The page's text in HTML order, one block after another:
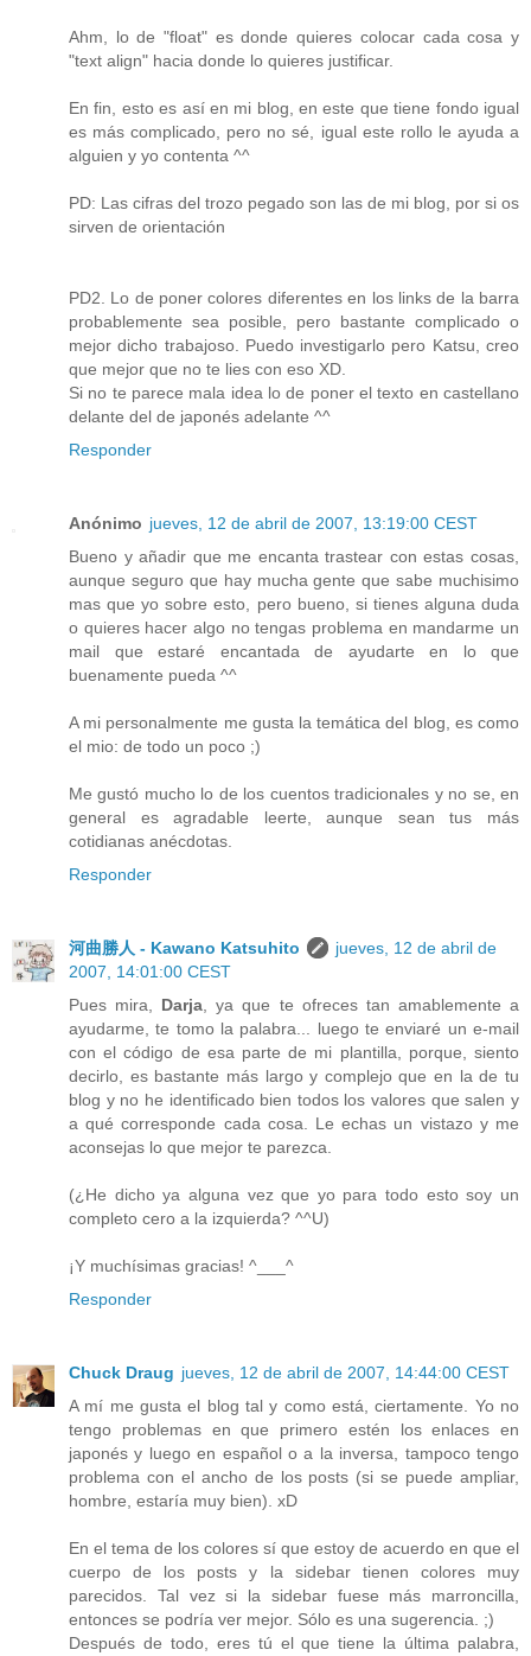
Ahm, lo de "float" es donde quieres colocar cada cosa y
"text align" hacia donde lo quieres justificar.
En fin, esto es así en mi blog, en este que tiene fondo igual
es más complicado, pero no sé, igual este rollo le ayuda a
alguien y yo contenta ^^
PD: Las cifras del trozo pegado son las de mi blog, por si os
sirven de orientación
PD2. Lo de poner colores diferentes en los links de la barra
probablemente sea posible, pero bastante complicado o
mejor dicho trabajoso. Puedo investigarlo pero Katsu, creo
que mejor que no te lies con eso XD.
Si no te parece mala idea lo de poner el texto en castellano
delante del de japonés adelante ^^
Responder
Anónimo jueves, 12 de abril de 2007, 13:19:00 CEST
Bueno y añadir que me encanta trastear con estas cosas,
aunque seguro que hay mucha gente que sabe muchisimo
mas que yo sobre esto, pero bueno, si tienes alguna duda
o quieres hacer algo no tengas problema en mandarme un
mail que estaré encantada de ayudarte en lo que
buenamente pueda ^^
A mi personalmente me gusta la temática del blog, es como
el mio: de todo un poco ;)
Me gustó mucho lo de los cuentos tradicionales y no se, en
general es agradable leerte, aunque sean tus más
cotidianas anécdotas.
Responder
河曲勝人 - Kawano Katsuhito
jueves, 12 de abril de
2007, 14:01:00 CEST
Pues mira, Darja, ya que te ofreces tan amablemente a
ayudarme, te tomo la palabra... luego te enviaré un e-mail
con el código de esa parte de mi plantilla, porque, siento
decirlo, es bastante más largo y complejo que en la de tu
blog y no he identificado bien todos los valores que salen y
a qué corresponde cada cosa. Le echas un vistazo y me
aconsejas lo que mejor te parezca.
(¿He dicho ya alguna vez que yo para todo esto soy un
completo cero a la izquierda? ^^U)
¡Y muchísimas gracias! ^___^
Responder
Chuck Draug jueves, 12 de abril de 2007, 14:44:00 CEST
A mí me gusta el blog tal y como está, ciertamente. Yo no
tengo problemas en que primero estén los enlaces en
japonés y luego en español o a la inversa, tampoco tengo
problema con el ancho de los posts (si se puede ampliar,
hombre, estaría muy bien). xD
En el tema de los colores sí que estoy de acuerdo en que el
cuerpo de los posts y la sidebar tienen colores muy
parecidos. Tal vez si la sidebar fuese más marroncilla,
entonces se podría ver mejor. Sólo es una sugerencia. ;)
Después de todo, eres tú el que tiene la última palabra,